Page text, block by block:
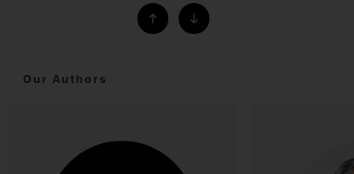
Our Authors